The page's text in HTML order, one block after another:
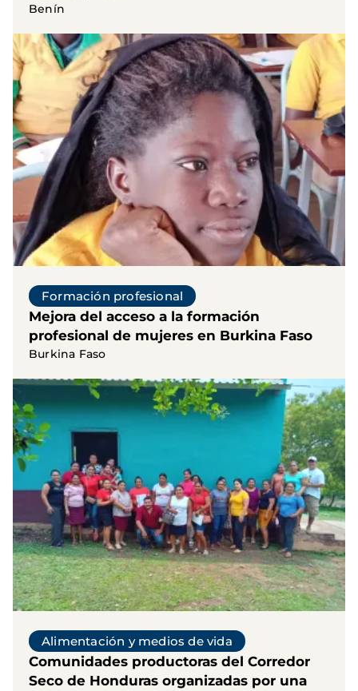
Benín
Formación profesional
Mejora del acceso a la formación
profesional de mujeres en Burkina Faso
Burkina Faso
Alimentación y medios de vida
Comunidades productoras del Corredor
Seco de Honduras organizadas por una